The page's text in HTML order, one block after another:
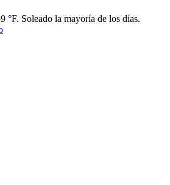
°F. Soleado la mayoría de los días.